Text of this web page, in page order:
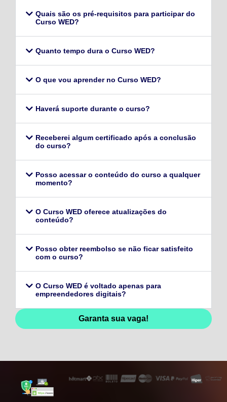
Quais são os pré-requisitos para participar do
Curso WED?
Quanto tempo dura o Curso WED?
O que vou aprender no Curso WED?
Haverá suporte durante o curso?
Receberei algum certificado após a conclusão
do curso?
Posso acessar o conteúdo do curso a qualquer
momento?
O Curso WED oferece atualizações do
conteúdo?
Posso obter reembolso se não ficar satisfeito
com o curso?
O Curso WED é voltado apenas para
empreendedores digitais?
Garanta sua vaga!